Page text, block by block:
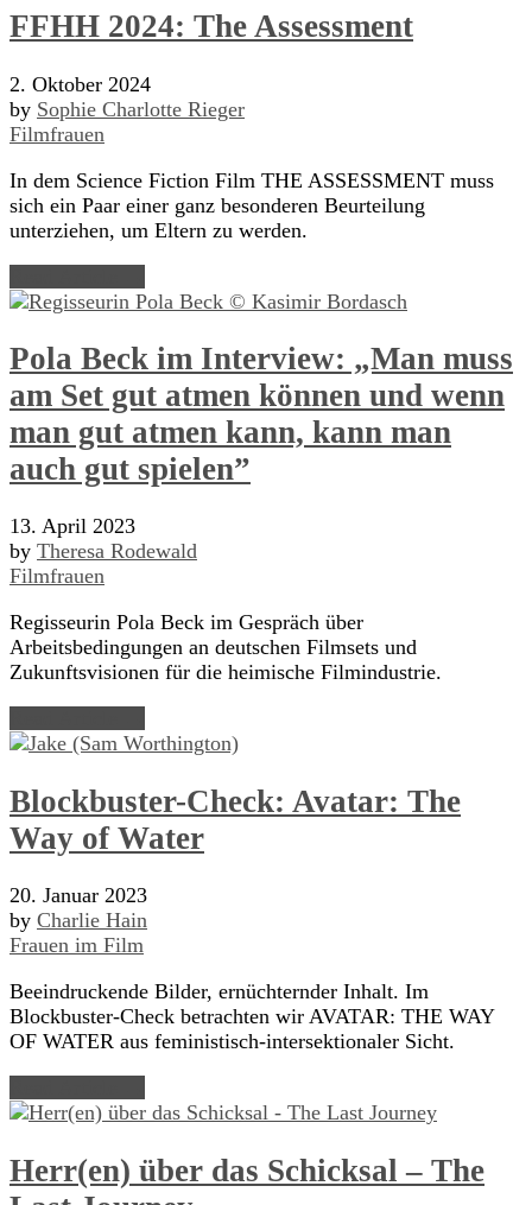
FFHH 2024: The Assessment
2. Oktober 2024
by Sophie Charlotte Rieger
Filmfrauen
In dem Science Fiction Film THE ASSESSMENT muss
sich ein Paar einer ganz besonderen Beurteilung
unterziehen, um Eltern zu werden.
Pola Beck im Interview: „Man muss
am Set gut atmen können und wenn
man gut atmen kann, kann man
auch gut spielen”
13. April 2023
by Theresa Rodewald
Filmfrauen
Regisseurin Pola Beck im Gespräch über
Arbeitsbedingungen an deutschen Filmsets und
Zukunftsvisionen für die heimische Filmindustrie.
Blockbuster-Check: Avatar: The
Way of Water
20. Januar 2023
by Charlie Hain
Frauen im Film
Beeindruckende Bilder, ernüchternder Inhalt. Im
Blockbuster-Check betrachten wir AVATAR: THE WAY
OF WATER aus feministisch-intersektionaler Sicht.
Herr(en) über das Schicksal – The